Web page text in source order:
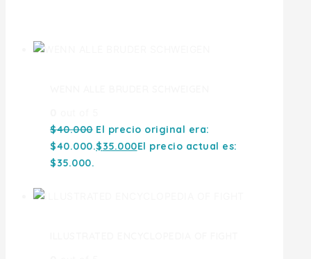
$40.000 El precio original era:
$40.000.$35.000El precio actual es:
$35.000.